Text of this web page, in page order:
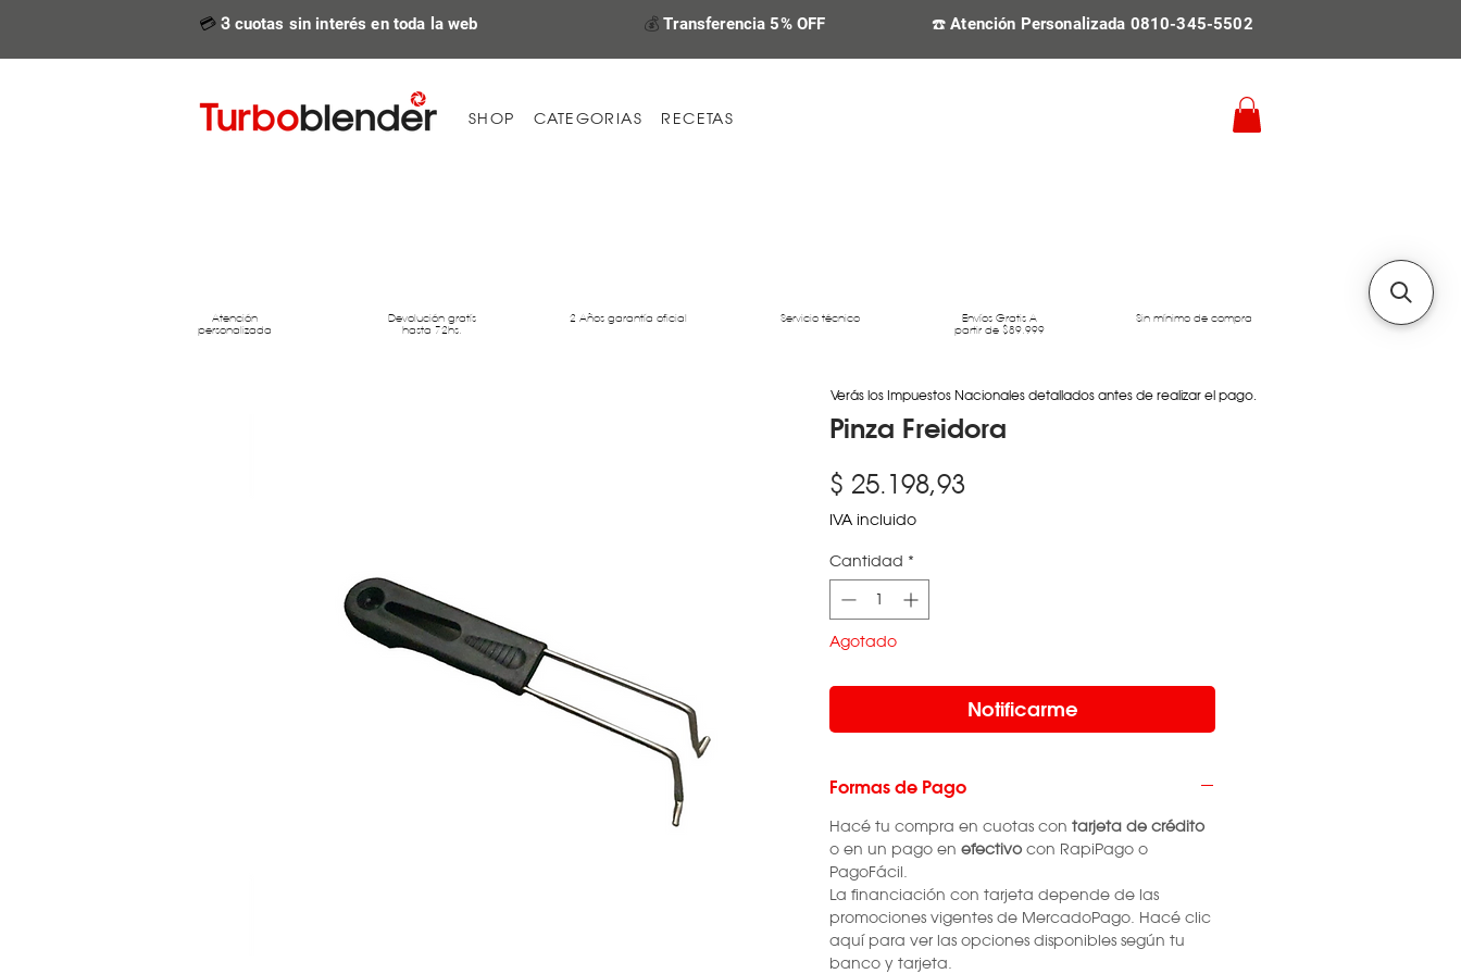
💳 3 cuotas sin interés en toda la web 💰Transferencia 5% OFF ☎️ Atención Personalizada 0810-345-5502
SHOP CATEGORIAS RECETAS
Atención
personalizada
Devolución gratís
hasta 72hs.
2 Años garantía oficial Servicio técnico
Envíos Gratis A
partir de $89.999
Sin mínimo de compra
Pinza Freidora
$ 25.198,93Precio
IVA incluido
Cantidad *
Agotado
Notificarme
Formas de Pago
Hacé tu compra en cuotas con tarjeta de crédito
o en un pago en efectivo con RapiPago o
PagoFácil.
La financiación con tarjeta depende de las
promociones vigentes de MercadoPago. Hacé clic
aquí para ver las opciones disponibles según tu
banco y tarjeta.
Verás los Impuestos Nacionales detallados antes de realizar el pago.